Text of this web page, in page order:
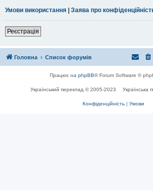
Умови використання | Заява про
Реєстрація
Головна Список форумів
Працює на phpBB® Forum Software ©
Український переклад © 2005-2023 Українська
Конфіденційність | Умови